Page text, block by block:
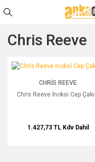
Chris Reeve
Chris Reeve İnoksi Cep Çakısı
CHRIS REEVE
Chris Reeve İnoksi Cep
1.427,73 TL Kdv Dahil